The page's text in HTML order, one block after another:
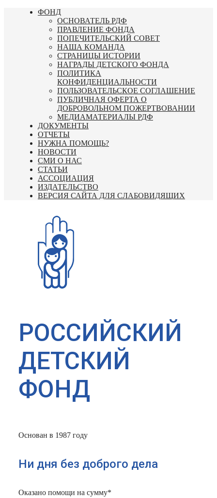
Перейти
ФОНД
ОСНОВАТЕЛЬ РДФ
ПРАВЛЕНИЕ ФОНДА
ПОПЕЧИТЕЛЬСКИЙ СОВЕТ
НАША КОМАНДА
СТРАНИЦЫ ИСТОРИИ
НАГРАДЫ ДЕТСКОГО ФОНДА
ПОЛИТИКА
КОНФИДЕНЦИАЛЬНОСТИ
ПОЛЬЗОВАТЕЛЬСКОЕ СОГЛАШЕНИЕ
ПУБЛИЧНАЯ ОФЕРТА О
ДОБРОВОЛЬНОМ ПОЖЕРТВОВАНИИ
МЕДИАМАТЕРИАЛЫ РДФ
ДОКУМЕНТЫ
ОТЧЕТЫ
НУЖНА ПОМОЩЬ?
НОВОСТИ
СМИ О НАС
СТАТЬИ
АССОЦИАЦИЯ
ИЗДАТЕЛЬСТВО
ВЕРСИЯ САЙТА ДЛЯ СЛАБОВИДЯЩИХ
РОССИЙСКИЙ
ДЕТСКИЙ
ФОНД
Основан в 1987 году
Ни дня без доброго дела
Оказано помощи на сумму*